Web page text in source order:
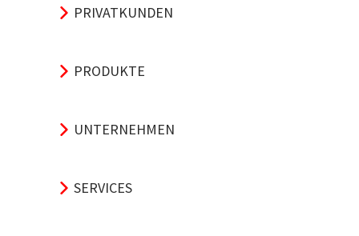
PRIVATKUNDEN
PRODUKTE
UNTERNEHMEN
SERVICES